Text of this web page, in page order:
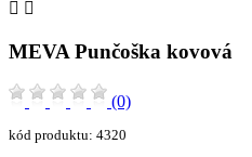
 
MEVA Punčoška kovová
(0)
kód produktu: 4320